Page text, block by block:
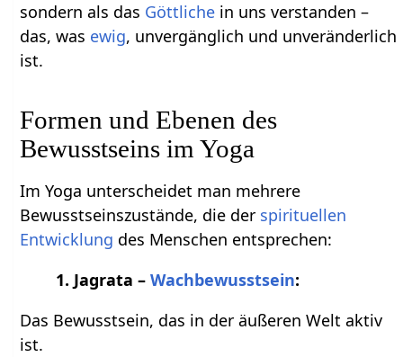
sondern als das Göttliche in uns verstanden –
das, was ewig, unvergänglich und unveränderlich
ist.
Formen und Ebenen des
Bewusstseins im Yoga
Im Yoga unterscheidet man mehrere
Bewusstseinszustände, die der spirituellen
Entwicklung des Menschen entsprechen:
1. Jagrata –Wachbewusstsein:
Das Bewusstsein, das in der äußeren Welt aktiv
ist.